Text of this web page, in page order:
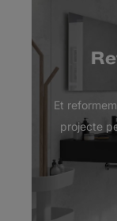
Et
projecte